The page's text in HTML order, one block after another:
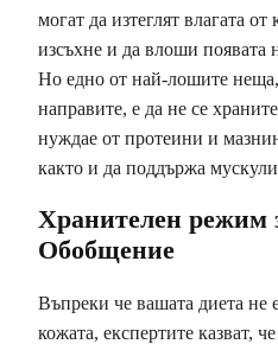
могат да изтеглят влагата от
изсъхне и да влоши
Но едно от най-лошите
направите, е да не се
нуждае от протеини и
както и да поддържа
Хранителен режим
Обобщение
Въпреки че вашата диета не
кожата, експертите казват,